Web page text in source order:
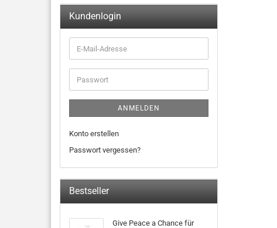
Kundenlogin
ANMELDEN
Konto erstellen
Passwort vergessen?
Bestseller
Give Peace a Chance für